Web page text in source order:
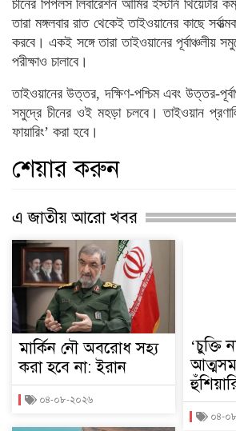
চীনের পিপলস লিবারেশন আর্মির ইস্টার্ন থিয়েটার
তারা মঙ্গলবার রাত থেকেই তাইওয়ানের কাছে
করবে। একই সঙ্গে তারা তাইওয়ানের পূর্বাঞ্চলীয়
পরীক্ষাও চালাবে।
তাইওয়ানের উত্তর, দক্ষিণ-পশ্চিম এবং উত্তর-
সমুদ্রে চীনের ওই মহড়া চলবে। তাইওয়ান
ফায়ারিং’ করা হবে।
শেয়ার করুন
এ জাতীয় আরো খবর
মার্কিন নৌ অবরোধ সহ্য
করা হবে না: ইরান
০৪-০৮-২০২৬
‘চুক্তি
০৪-